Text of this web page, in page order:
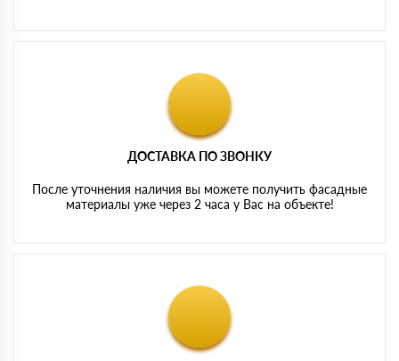
ДОСТАВКА ПО ЗВОНКУ
После уточнения наличия вы можете получить фасадные
материалы уже через 2 часа у Вас на объекте!